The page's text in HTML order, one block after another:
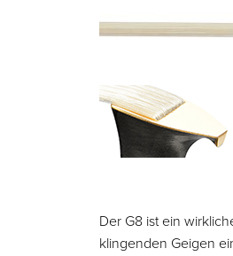
Der G8 ist ein
klingenden Geigen